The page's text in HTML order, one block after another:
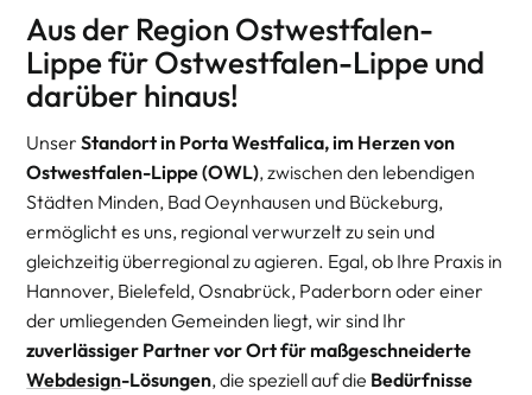
Aus der Region Ostwestfalen-
Lippe für Ostwestfalen-Lippe und
darüber hinaus!
UnserStandort in Porta Westfalica, im Herzen von
Ostwestfalen-Lippe (OWL), zwischen den lebendigen
Städten Minden, Bad Oeynhausen und Bückeburg,
ermöglicht es uns, regional verwurzelt zu sein und
gleichzeitig überregional zu agieren. Egal, ob Ihre Praxis in
Hannover, Bielefeld, Osnabrück, Paderborn oder einer
der umliegenden Gemeinden liegt, wir sind Ihr
zuverlässiger Partner vor Ort für maßgeschneiderte
Webdesign-Lösungen, die speziell auf die Bedürfnisse